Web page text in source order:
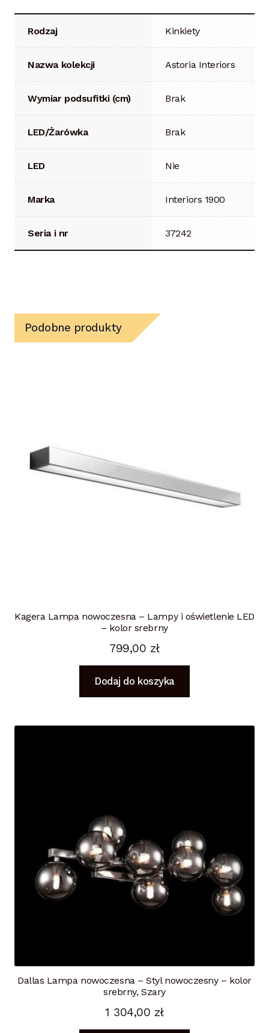
Rodzaj Kinkiety
Nazwa kolekcji Astoria Interiors
Wymiar podsufitki (cm) Brak
LED/Żarówka Brak
LED Nie
Marka Interiors 1900
Seria i nr 37242
Podobne produkty
Kagera Lampa nowoczesna – Lampy i oświetlenie LED
– kolor srebrny
799,00 zł
Dodaj do koszyka
Dallas Lampa nowoczesna – Styl nowoczesny – kolor
srebrny, Szary
1 304,00 zł